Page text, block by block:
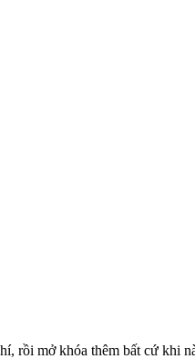
rồi mở khóa thêm bất cứ